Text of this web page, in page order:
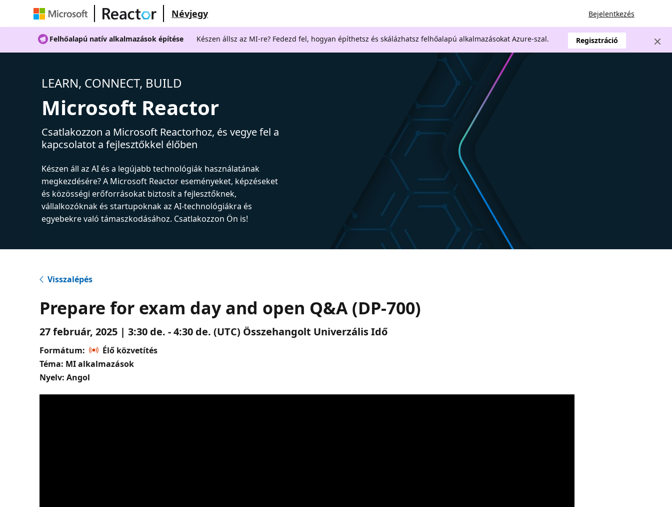
Névjegy Bejelentkezés
Felhőalapú natív alkalmazások építése Készen állsz az MI-re? Fedezd fel, hogyan építhetsz és skálázhatsz felhőalapú alkalmazásokat Azure-szal. Regisztráció
LEARN, CONNECT, BUILD
Microsoft Reactor
Csatlakozzon a Microsoft Reactorhoz, és vegye fel a
kapcsolatot a fejlesztőkkel élőben
Készen áll az AI és a legújabb technológiák használatának
megkezdésére? A Microsoft Reactor eseményeket, képzéseket
és közösségi erőforrásokat biztosít a fejlesztőknek,
vállalkozóknak és startupoknak az AI-technológiákra és
egyebekre való támaszkodásához. Csatlakozzon Ön is!
Visszalépés
Prepare for exam day and open Q&A (DP-700)
27 február, 2025 | 3:30 de. - 4:30 de. (UTC) Összehangolt Univerzális Idő
Formátum:
Élő közvetítés
Téma: MI alkalmazások
Nyelv: Angol